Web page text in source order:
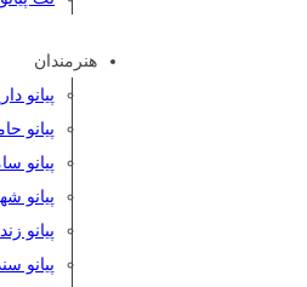
هنرمندان
پیانو
پیانو
پیانو
پیانو
پیانو
پیانو